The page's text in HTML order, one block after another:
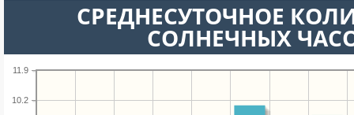
СРЕДНЕСУТОЧНОЕ
СОЛНЕЧНЫХ
10.2
11.9